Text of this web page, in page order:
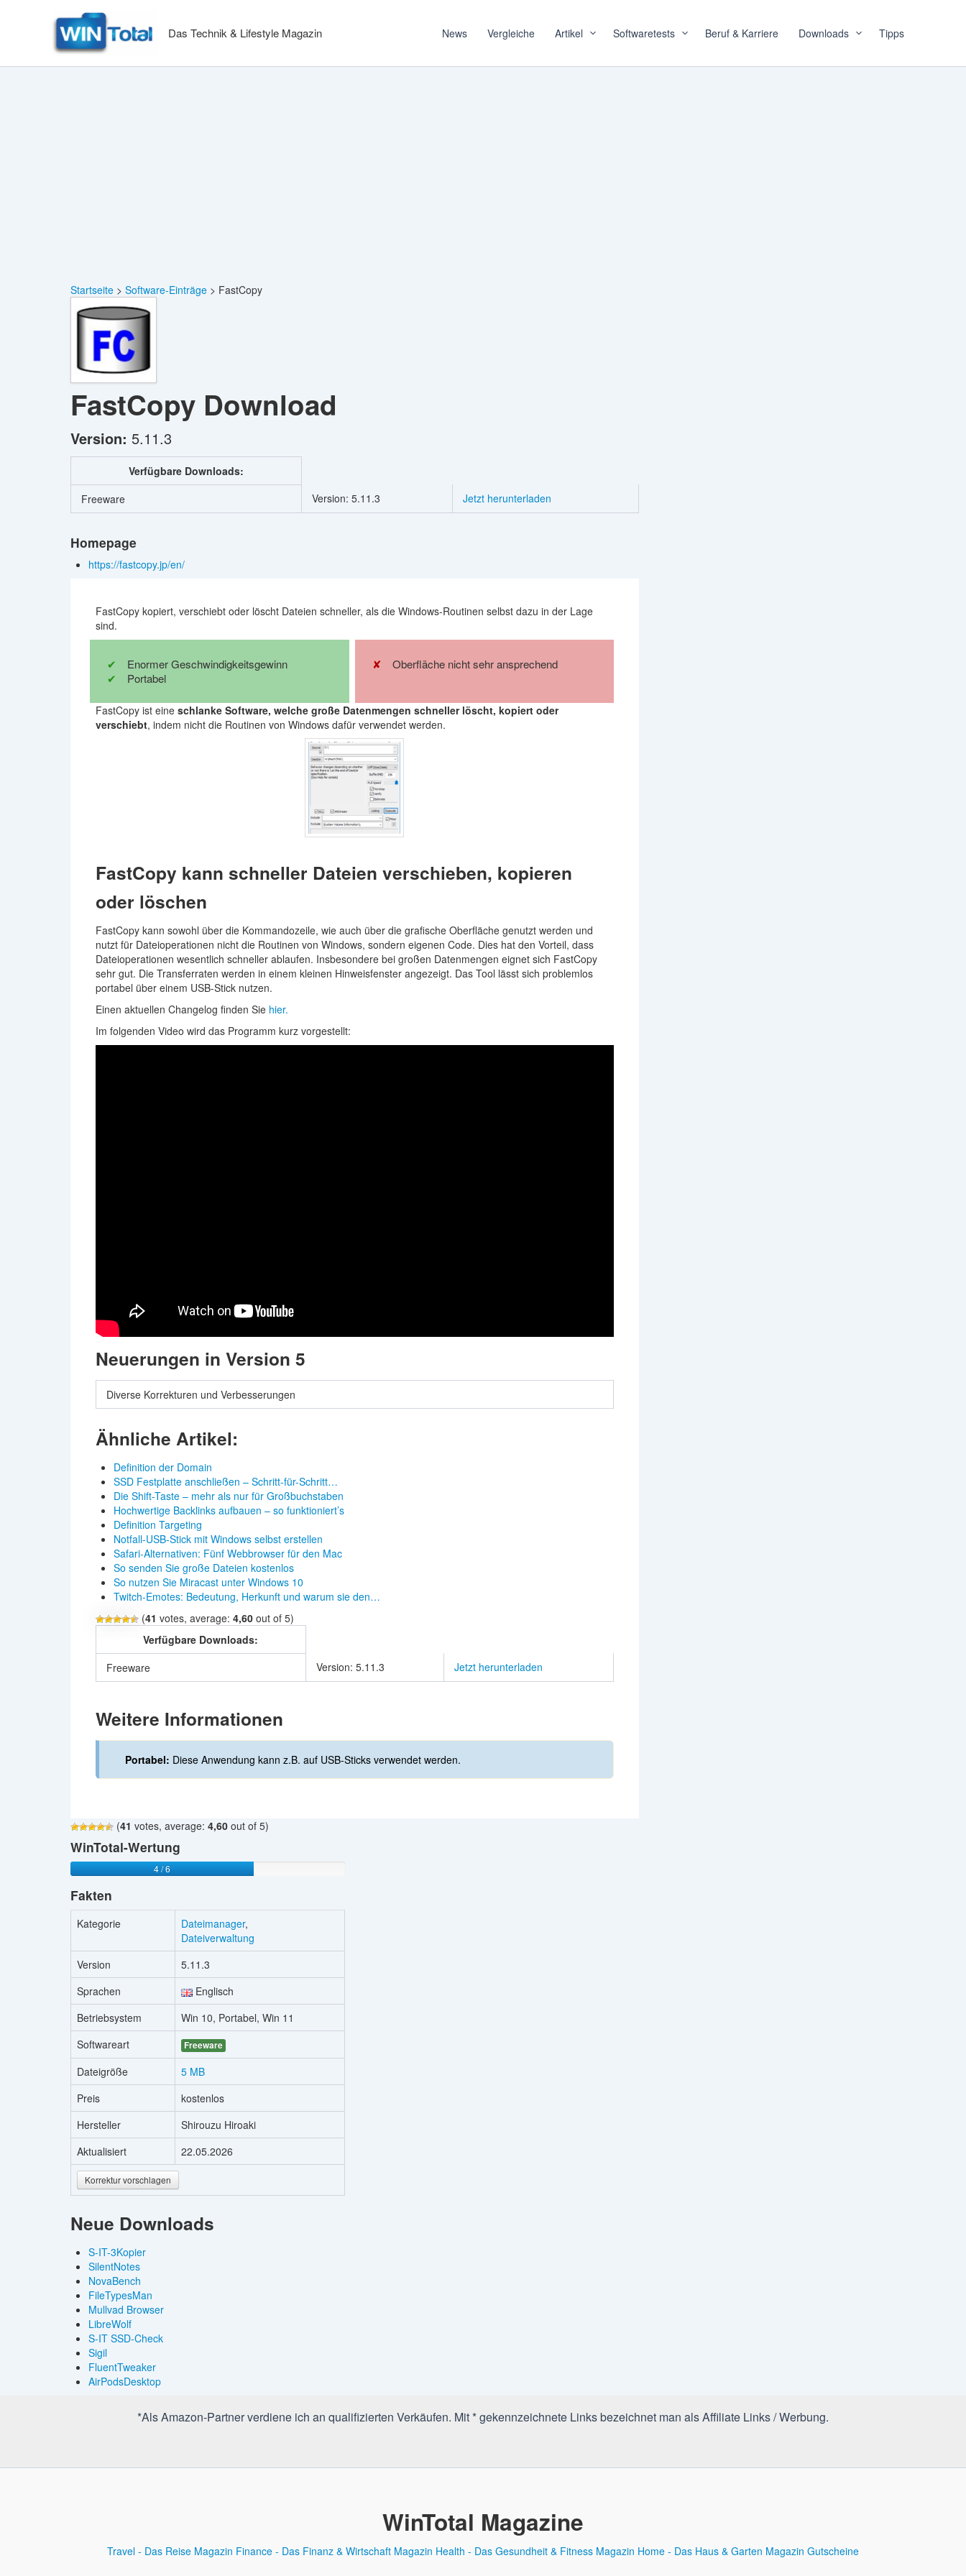
Das Technik & Lifestyle Magazin News Vergleiche Artikel Softwaretests Beruf & Karriere Downloads Tipps
Startseite Software-Einträge FastCopy
FastCopy Download
Version: 5.11.3
Verfügbare Downloads:
Freeware
Version: 5.11.3 Jetzt herunterladen
Homepage
https://fastcopy.jp/en/
FastCopy kopiert, verschiebt oder löscht Dateien schneller, als die Windows-Routinen selbst dazu in der Lage
sind.
Enormer Geschwindigkeitsgewinn
Portabel
Oberfläche nicht sehr ansprechend
FastCopy ist eineschlanke Software, welche große Datenmengen schneller löscht, kopiert oder
verschiebt, indem nicht die Routinen von Windows dafür verwendet werden.
FastCopy kann schneller Dateien verschieben, kopieren
oder löschen
FastCopy kann sowohl über die Kommandozeile, wie auch über die grafische Oberfläche genutzt werden und
nutzt für Dateioperationen nicht die Routinen von Windows, sondern eigenen Code. Dies hat den Vorteil, dass
Dateioperationen wesentlich schneller ablaufen. Insbesondere bei großen Datenmengen eignet sich FastCopy
sehr gut. Die Transferraten werden in einem kleinen Hinweisfenster angezeigt. Das Tool lässt sich problemlos
portabel über einem USB-Stick nutzen.
Einen aktuellen Changelog finden Sie hier.
Im folgenden Video wird das Programm kurz vorgestellt:
Neuerungen in Version 5
Diverse Korrekturen und Verbesserungen
Ähnliche Artikel:
Definition der Domain
SSD Festplatte anschließen – Schritt-für-Schritt…
Die Shift-Taste – mehr als nur für Großbuchstaben
Hochwertige Backlinks aufbauen – so funktioniert’s
Definition Targeting
Notfall-USB-Stick mit Windows selbst erstellen
Safari-Alternativen: Fünf Webbrowser für den Mac
So senden Sie große Dateien kostenlos
So nutzen Sie Miracast unter Windows 10
Twitch-Emotes: Bedeutung, Herkunft und warum sie den…
(41 votes, average: 4,60out of 5)
Verfügbare Downloads:
Freeware
Version: 5.11.3 Jetzt herunterladen
Weitere Informationen
Portabel: Diese Anwendung kann z.B. auf USB-Sticks verwendet werden.
(41 votes, average: 4,60out of 5)
WinTotal-Wertung
4 / 6
Fakten
Kategorie Dateimanager,
Dateiverwaltung
Version
5.11.3
Sprachen
Englisch
Betriebsystem
Win 10, Portabel, Win 11
Softwareart
Freeware
Dateigröße
5 MB
Preis
kostenlos
Hersteller
Shirouzu Hiroaki
Aktualisiert
22.05.2026
Korrektur vorschlagen
Neue Downloads
S-IT-3Kopier
SilentNotes
NovaBench
FileTypesMan
Mullvad Browser
LibreWolf
S-IT SSD-Check
Sigil
FluentTweaker
AirPodsDesktop
*Als Amazon-Partner verdiene ich an qualifizierten Verkäufen. Mit * gekennzeichnete Links bezeichnet man als Affiliate Links / Werbung.
WinTotal Magazine
Travel - Das Reise Magazin Finance - Das Finanz & Wirtschaft Magazin Health - Das Gesundheit & Fitness Magazin Home - Das Haus & Garten Magazin Gutscheine